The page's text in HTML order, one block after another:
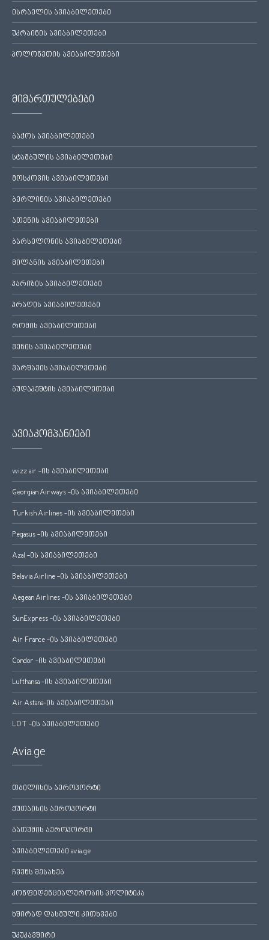
ისრაელის ავიაბილეთები
უკრაინის ავიაბილეთები
პოლონეთის ავიაბილეთები
მიმართულებები
ბაქოს ავიაბილეთები
სტამბულის ავიაბილეთები
მოსკოვის ავიაბილეთები
ბერლინის ავიაბილეთები
ათენის ავიაბილეთები
ბარსელონის ავიაბილეთები
მილანის ავიაბილეთები
პარიზის ავიაბილეთები
პრაღის ავიაბილეთები
რომის ავიაბილეთები
ვენის ავიაბილეთები
ვარშავის ავიაბილეთები
ბუდაპეშტის ავიაბილეთები
ავიაკომპანიები
wizz air -ის ავიაბილეთები
Georgian Airways -ის ავიაბილეთები
Turkish Airlines -ის ავიაბილეთები
Pegasus -ის ავიაბილეთები
Azal -ის ავიაბილეთები
Belavia Airline -ის ავიაბილეთები
Aegean Airlines -ის ავიაბილეთები
SunExpress -ის ავიაბილეთები
Air France -ის ავიაბილეთები
Condor -ის ავიაბილეთები
Lufthansa -ის ავიაბილეთები
Air Astana-ის ავიაბილეთები
LOT -ის ავიაბილეთები
Avia.ge
თბილისის აეროპორტი
ქუთაისის აეროპორტი
ბათუმის აეროპორტი
ავიაბილეთები avia.ge
ჩვენს შესახებ
კონფიდენციალურობის პოლიტიკა
ხშირად დასმული კითხვები
უკუკავშირი